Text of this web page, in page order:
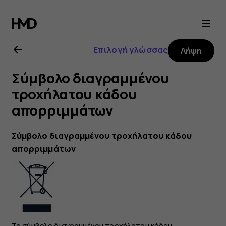
Οδηγίες
χρήσης
Nokia
2.1
Επιλογή γλώσσας Λήψη
Σύμβολο διαγραμμένου
τροχήλατου κάδου
απορριμμάτων
Σύμβολο διαγραμμένου τροχήλατου κάδου
απορριμμάτων